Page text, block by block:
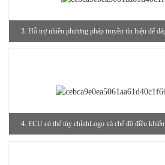
3. Hỗ trợ nhiều phương pháp truyền tín hiệu để
4. ECU có thể tùy chỉnhLogo và chế độ điều khiển